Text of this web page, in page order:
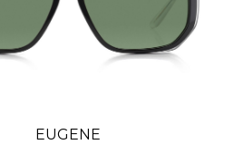
EUGENE